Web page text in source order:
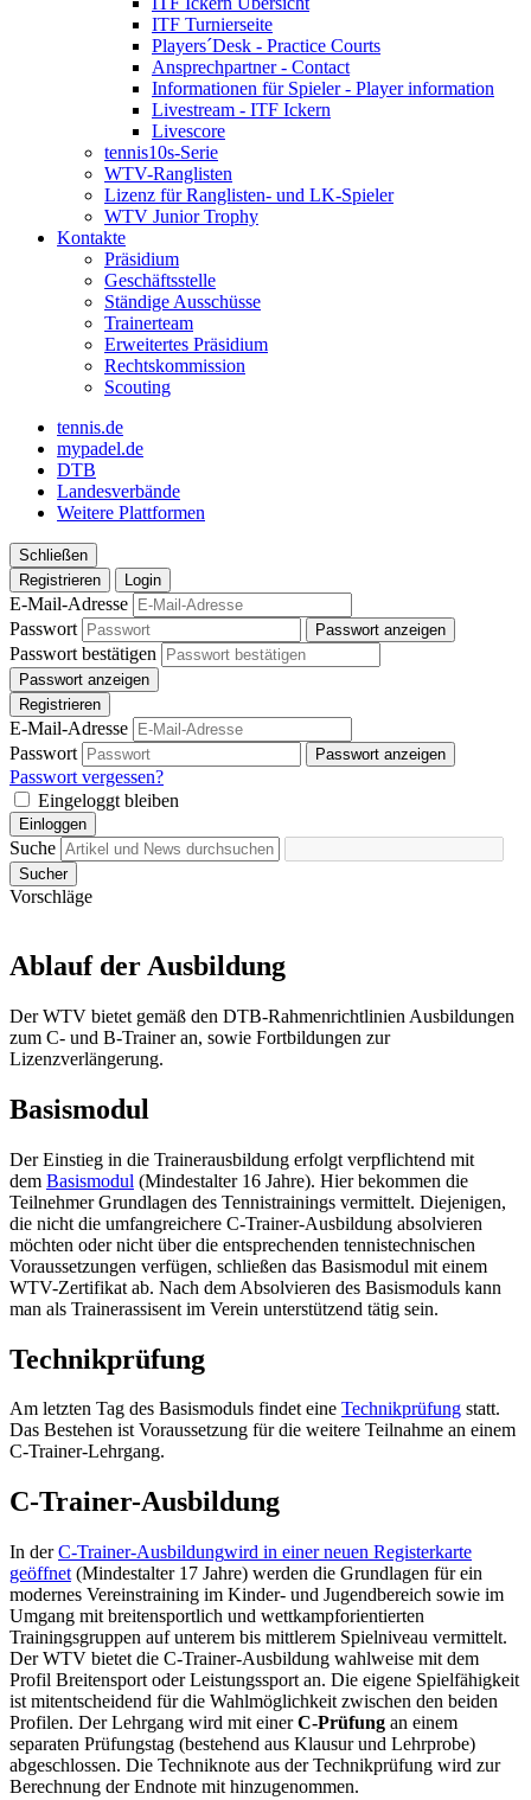
ITF Turnierseite
Players´Desk - Practice Courts
Ansprechpartner - Contact
Informationen für Spieler - Player information
Livestream - ITF Ickern
Livescore
tennis10s-Serie
WTV-Ranglisten
Lizenz für Ranglisten- und LK-Spieler
WTV Junior Trophy
Kontakte
Präsidium
Geschäftsstelle
Ständige Ausschüsse
Trainerteam
Erweitertes Präsidium
Rechtskommission
Scouting
tennis.de
mypadel.de
DTB
Landesverbände
Weitere Plattformen
Schließen
Registrieren
Login
E-Mail-Adresse
Passwort
Passwort anzeigen
Passwort bestätigen
Passwort anzeigen
Registrieren
E-Mail-Adresse
Passwort
Passwort anzeigen
Passwort vergessen?
Eingeloggt bleiben
Einloggen
Suche
Sucher
Vorschläge
Ablauf der Ausbildung
Der WTV bietet gemäß den DTB-Rahmenrichtlinien Ausbildungen
zum C- und B-Trainer an, sowie Fortbildungen zur
Lizenzverlängerung.
Basismodul
Der Einstieg in die Trainerausbildung erfolgt verpflichtend mit
dem Basismodul (Mindestalter 16 Jahre). Hier bekommen die
Teilnehmer Grundlagen des Tennistrainings vermittelt. Diejenigen,
die nicht die umfangreichere C-Trainer-Ausbildung absolvieren
möchten oder nicht über die entsprechenden tennistechnischen
Voraussetzungen verfügen, schließen das Basismodul mit einem
WTV-Zertifikat ab. Nach dem Absolvieren des Basismoduls kann
man als Trainerassisent im Verein unterstützend tätig sein.
Technikprüfung
Am letzten Tag des Basismoduls findet eine Technikprüfung statt.
Das Bestehen ist Voraussetzung für die weitere Teilnahme an einem
C-Trainer-Lehrgang.
C-Trainer-Ausbildung
In derC-Trainer-Ausbildungwird in einer neuen Registerkarte
geöffnet (Mindestalter 17 Jahre) werden die Grundlagen für ein
modernes Vereinstraining im Kinder- und Jugendbereich sowie im
Umgang mit breitensportlich und wettkampforientierten
Trainingsgruppen auf unterem bis mittlerem Spielniveau vermittelt.
Der WTV bietet die C-Trainer-Ausbildung wahlweise mit dem
Profil Breitensport oder Leistungssport an. Die eigene Spielfähigkeit
ist mitentscheidend für die Wahlmöglichkeit zwischen den beiden
Profilen. Der Lehrgang wird mit einerC-Prüfung an einem
separaten Prüfungstag (bestehend aus Klausur und Lehrprobe)
abgeschlossen. Die Techniknote aus der Technikprüfung wird zur
Berechnung der Endnote mit hinzugenommen.